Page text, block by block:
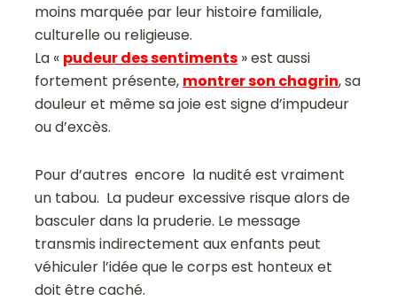
moins marquée par leur histoire familiale,
culturelle ou religieuse.
La « pudeur des sentiments » est aussi
fortement présente, montrer son chagrin, sa
douleur et même sa joie est signe d’impudeur
ou d’excès.
Pour d’autres encore la nudité est vraiment
un tabou. La pudeur excessive risque alors de
basculer dans la pruderie. Le message
transmis indirectement aux enfants peut
véhiculer l’idée que le corps est honteux et
doit être caché.